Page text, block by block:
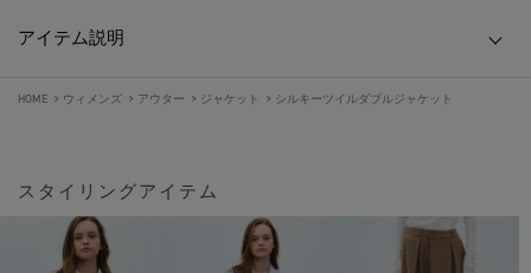
アイテム説明
HOME > ウィメンズ > アウター > ジャケット > シルキーツイルダブルジャケット
スタイリングアイテム